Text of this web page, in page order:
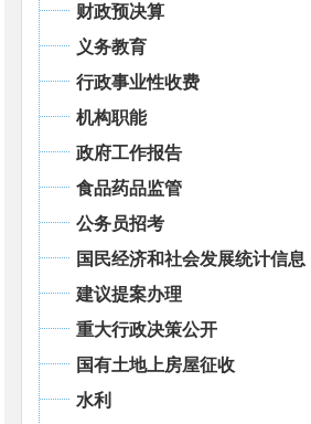
财政预决算
义务教育
行政事业性收费
机构职能
政府工作报告
食品药品监管
公务员招考
国民经济和社会发展统计信息
建议提案办理
重大行政决策公开
国有土地上房屋征收
水利